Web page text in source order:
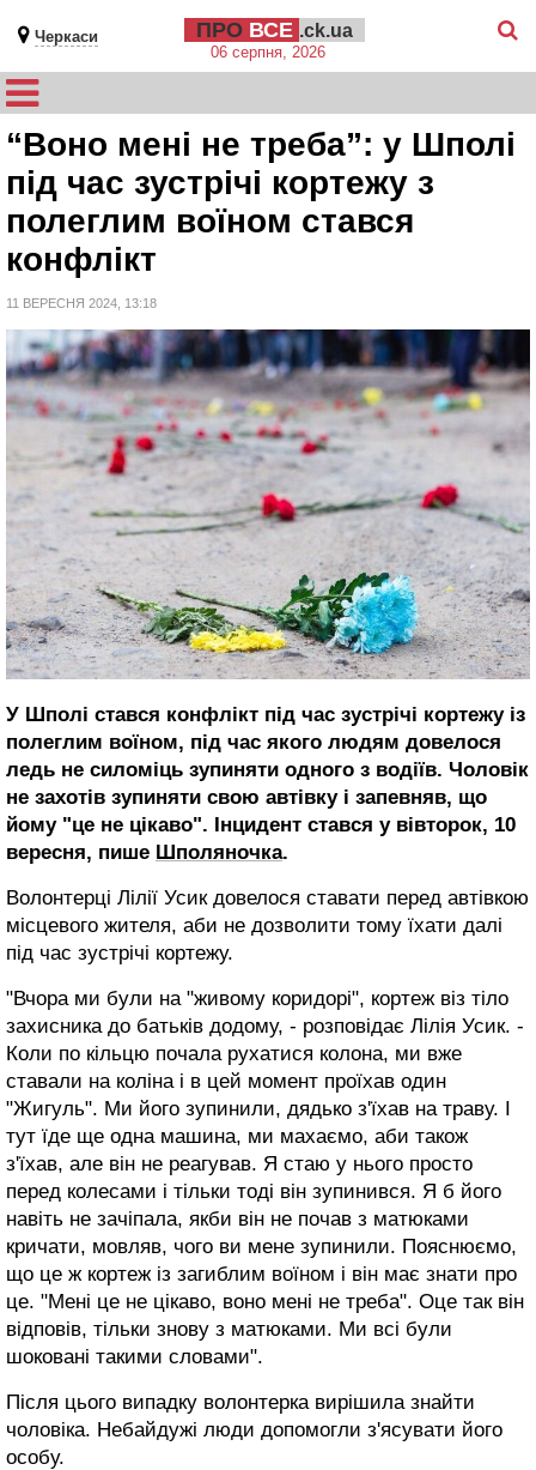
Черкаси ПРО ВСЕ .ck.ua
06 серпня, 2026
“Воно мені не треба”: у Шполі
під час зустрічі кортежу з
полеглим воїном стався
конфлікт
11 ВЕРЕСНЯ 2024, 13:18
У Шполі стався конфлікт під час зустрічі кортежу із
полеглим воїном, під час якого людям довелося
ледь не силоміць зупиняти одного з водіїв. Чоловік
не захотів зупиняти свою автівку і запевняв, що
йому "це не цікаво". Інцидент стався у вівторок, 10
вересня, пише Шполяночка.
Волонтерці Лілії Усик довелося ставати перед автівкою
місцевого жителя, аби не дозволити тому їхати далі
під час зустрічі кортежу.
"Вчора ми були на "живому коридорі", кортеж віз тіло
захисника до батьків додому, - розповідає Лілія Усик. -
Коли по кільцю почала рухатися колона, ми вже
ставали на коліна і в цей момент проїхав один
"Жигуль". Ми його зупинили, дядько з'їхав на траву. І
тут їде ще одна машина, ми махаємо, аби також
з'їхав, але він не реагував. Я стаю у нього просто
перед колесами і тільки тоді він зупинився. Я б його
навіть не зачіпала, якби він не почав з матюками
кричати, мовляв, чого ви мене зупинили. Пояснюємо,
що це ж кортеж із загиблим воїном і він має знати про
це. "Мені це не цікаво, воно мені не треба". Оце так він
відповів, тільки знову з матюками. Ми всі були
шоковані такими словами".
Після цього випадку волонтерка вирішила знайти
чоловіка. Небайдужі люди допомогли з'ясувати його
особу.